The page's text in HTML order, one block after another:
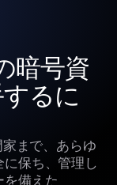
暗号資
るに
まで、あらゆ
保ち、管理し
を備えた